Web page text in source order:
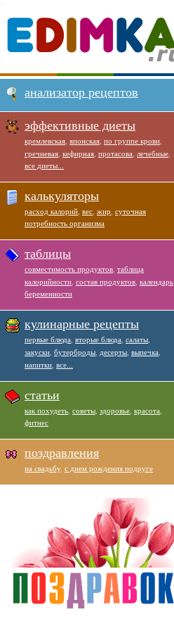
анализатор рецептов
эффективные диеты
кремлевская японская по группе крови
гречневая кефирная протасова лечебные
все диеты...
калькуляторы
расход калорий вес жир суточная
потребность организма
таблицы
совместимость продуктов таблица
калорийности состав продуктов календарь
беременности
кулинарные рецепты
первые блюда вторые блюда салаты
закуски бутерброды десерты выпечка
напитки все...
статьи
как похудеть советы здоровье красота
фитнес
поздравления
на свадьбу, с днем рождения подруге